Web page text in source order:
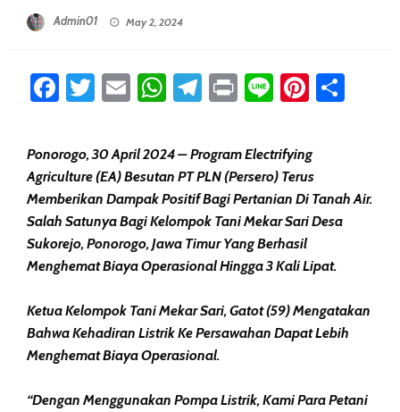
Admin01 May 2, 2024
Facebook
Twitter
EmailWhatsApp
Telegram
PrintLine
Ponorogo, 30 April 2024 – Program Electrifying
Agriculture (EA) Besutan PT PLN (Persero) Terus
Memberikan Dampak Positif Bagi Pertanian Di Tanah Air.
Salah Satunya Bagi Kelompok Tani Mekar Sari Desa
Sukorejo, Ponorogo, Jawa Timur Yang Berhasil
Menghemat Biaya Operasional Hingga 3 Kali Lipat.
Ketua Kelompok Tani Mekar Sari, Gatot (59) Mengatakan
Bahwa Kehadiran Listrik Ke Persawahan Dapat Lebih
Menghemat Biaya Operasional.
“Dengan Menggunakan Pompa Listrik, Kami Para Petani